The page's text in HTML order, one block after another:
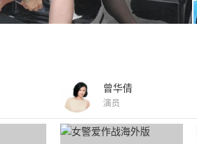
曾华倩
演员